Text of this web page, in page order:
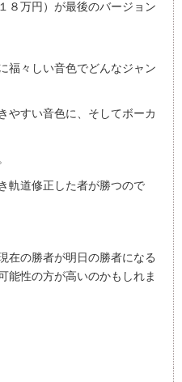
８万円）が最後のバージョン
福々しい音色でどんなジャン
やすい音色に、そしてボーカ
軌道修正した者が勝つので
在の勝者が明日の勝者になる
能性の方が高いのかもしれま